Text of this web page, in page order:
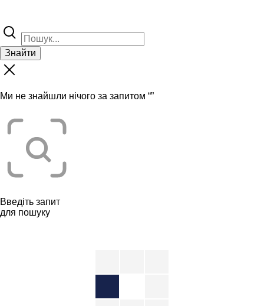
Знайти
Ми не знайшли нічого за запитом “”
Введіть запит
для пошуку